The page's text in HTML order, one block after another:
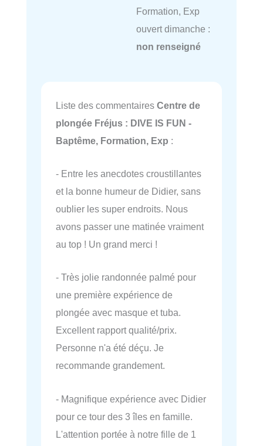
Formation, Exp
ouvert dimanche :
non renseigné
Liste des commentaires Centre de
plongée Fréjus : DIVE IS FUN -
Baptême, Formation, Exp :
- Entre les anecdotes croustillantes
et la bonne humeur de Didier, sans
oublier les super endroits. Nous
avons passer une matinée vraiment
au top ! Un grand merci !
- Très jolie randonnée palmé pour
une première expérience de
plongée avec masque et tuba.
Excellent rapport qualité/prix.
Personne n'a été déçu. Je
recommande grandement.
- Magnifique expérience avec Didier
pour ce tour des 3 îles en famille.
L'attention portée à notre fille de 1